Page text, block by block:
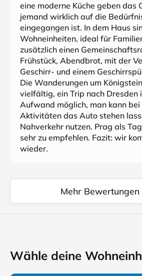
eine moderne Küche geben das
jemand wirklich auf die
eingegangen ist. In dem Haus
Wohneinheiten, ideal für
zusätzlich einen
Frühstück, Abendbrot, mit der
Geschirr- und einem
Die Wanderungen um
vielfältig, ein Trip nach Dresden
Aufwand möglich, man kann bei
Aktivitäten das Auto stehen
Nahverkehr nutzen. Prag als
sehr zu empfehlen. Fazit: wir
wieder.
Mehr Bewertungen
Wähle deine